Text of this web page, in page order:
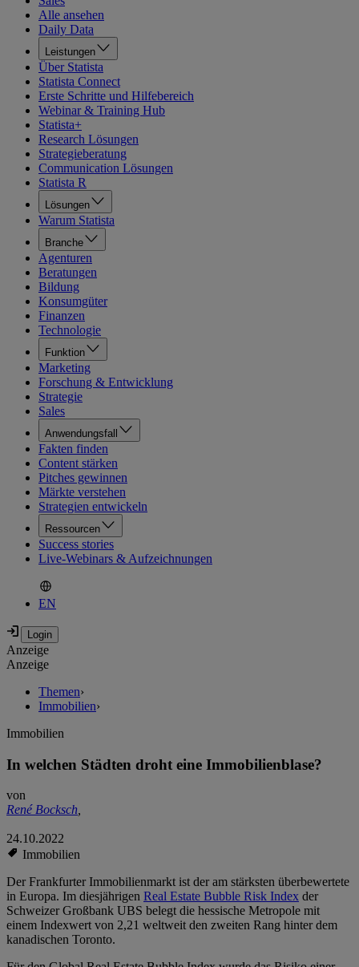
Alle ansehen
Daily Data
Leistungen
Über Statista
Statista Connect
Erste Schritte und Hilfebereich
Webinar & Training Hub
Statista+
Research Lösungen
Strategieberatung
Communication Lösungen
Statista R
Lösungen
Warum Statista
Branche
Agenturen
Beratungen
Bildung
Konsumgüter
Finanzen
Technologie
Funktion
Marketing
Forschung & Entwicklung
Strategie
Sales
Anwendungsfall
Fakten finden
Content stärken
Pitches gewinnen
Märkte verstehen
Strategien entwickeln
Ressourcen
Success stories
Live-Webinars & Aufzeichnungen
EN
Anzeige
Anzeige
Themen›
Immobilien›
Immobilien
In welchen Städten droht eine Immobilienblase?
von
René Bocksch,
24.10.2022
Immobilien
Der Frankfurter Immobilienmarkt ist der am stärksten überbewertete
in Europa. Im diesjährigen Real Estate Bubble Risk Index der
Schweizer Großbank UBS belegt die hessische Metropole mit
einem Indexwert von 2,21 weltweit den zweiten Rang hinter dem
kanadischen Toronto.